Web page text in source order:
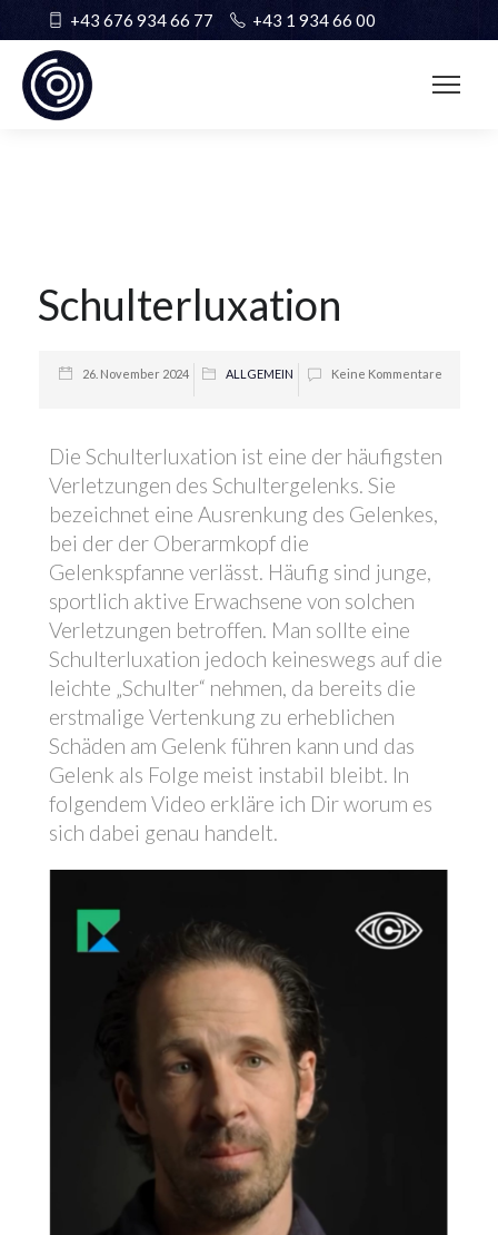
+43 676 934 66 77 +43 1 934 66 00
Schulterluxation
26. November 2024 ALLGEMEIN Keine Kommentare
Die Schulterluxation ist eine der häufigsten
Verletzungen des Schultergelenks. Sie
bezeichnet eine Ausrenkung des Gelenkes,
bei der der Oberarmkopf die
Gelenkspfanne verlässt. Häufig sind junge,
sportlich aktive Erwachsene von solchen
Verletzungen betroffen. Man sollte eine
Schulterluxation jedoch keineswegs auf die
leichte „Schulter“ nehmen, da bereits die
erstmalige Vertenkung zu erheblichen
Schäden am Gelenk führen kann und das
Gelenk als Folge meist instabil bleibt. In
folgendem Video erkläre ich Dir worum es
sich dabei genau handelt.